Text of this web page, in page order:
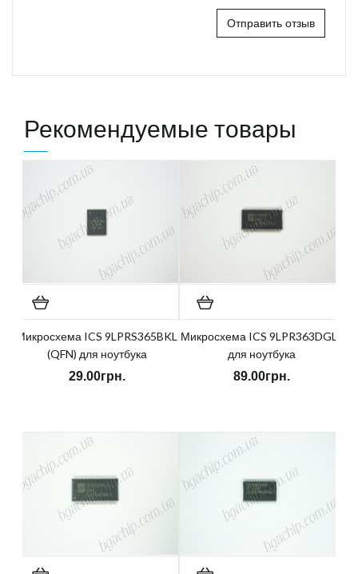
Отправить отзыв
Рекомендуемые товары
Микросхема ICS 9LPRS365BKL
(QFN) для ноутбука
29.00грн.
Микросхема ICS 9LPR363DGLF
для ноутбука
89.00грн.